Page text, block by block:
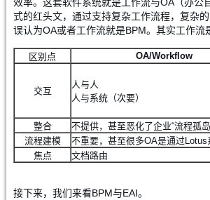
式的红头文，通过支持复杂工作流程，复杂
误认为OA或者工作流就是BPM。其实工作
区别点 OA/Workflow
交互
人与人
人与系统（次要）
整合
不提供，甚至恶化了企业“流程孤
流程建模
不重要，甚至很多OA是通过Lotus
焦点
文档路由
接下来，我们来看BPM与EAI。